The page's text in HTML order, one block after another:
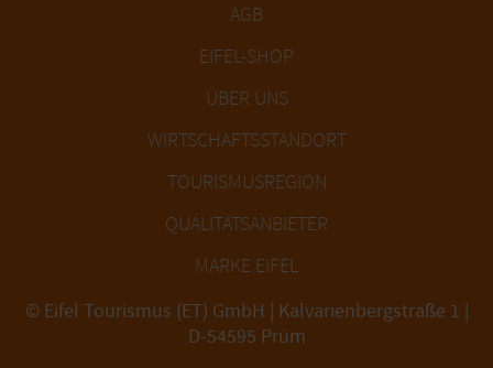
AGB
EIFEL-SHOP
ÜBER UNS
WIRTSCHAFTSSTANDORT
TOURISMUSREGION
QUALITÄTSANBIETER
MARKE EIFEL
© Eifel Tourismus (ET) GmbH | Kalvarienbergstraße 1 |
D-54595 Prüm